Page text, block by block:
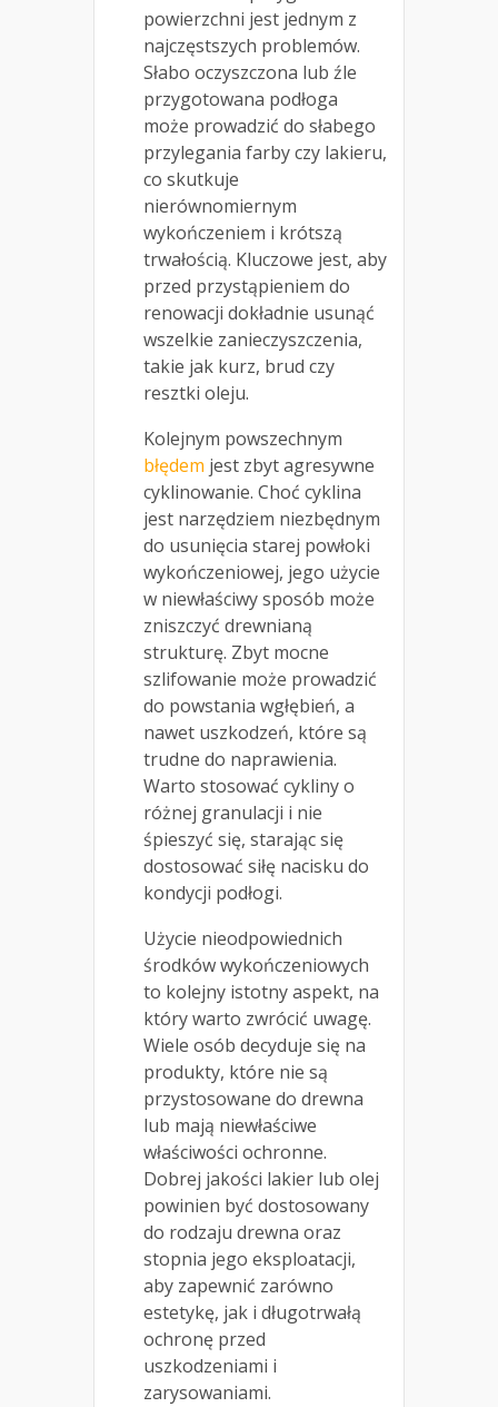
powierzchni jest jednym z
najczęstszych problemów.
Słabo oczyszczona lub źle
przygotowana podłoga
może prowadzić do słabego
przylegania farby czy lakieru,
co skutkuje
nierównomiernym
wykończeniem i krótszą
trwałością. Kluczowe jest, aby
przed przystąpieniem do
renowacji dokładnie usunąć
wszelkie zanieczyszczenia,
takie jak kurz, brud czy
resztki oleju.
Kolejnym powszechnym
błędem jest zbyt agresywne
cyklinowanie. Choć cyklina
jest narzędziem niezbędnym
do usunięcia starej powłoki
wykończeniowej, jego użycie
w niewłaściwy sposób może
zniszczyć drewnianą
strukturę. Zbyt mocne
szlifowanie może prowadzić
do powstania wgłębień, a
nawet uszkodzeń, które są
trudne do naprawienia.
Warto stosować cykliny o
różnej granulacji i nie
śpieszyć się, starając się
dostosować siłę nacisku do
kondycji podłogi.
Użycie nieodpowiednich
środków wykończeniowych
to kolejny istotny aspekt, na
który warto zwrócić uwagę.
Wiele osób decyduje się na
produkty, które nie są
przystosowane do drewna
lub mają niewłaściwe
właściwości ochronne.
Dobrej jakości lakier lub olej
powinien być dostosowany
do rodzaju drewna oraz
stopnia jego eksploatacji,
aby zapewnić zarówno
estetykę, jak i długotrwałą
ochronę przed
uszkodzeniami i
zarysowaniami.